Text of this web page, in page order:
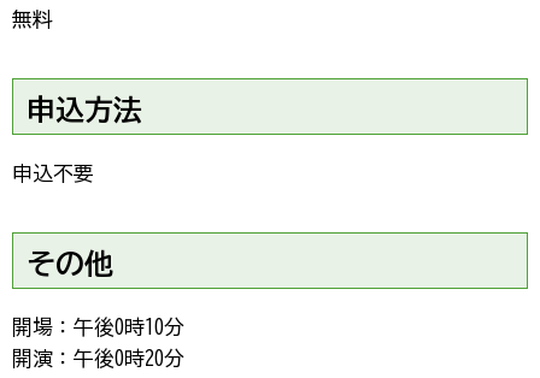
無料
申込方法
申込不要
その他
開場：午後0時10分
開演：午後0時20分